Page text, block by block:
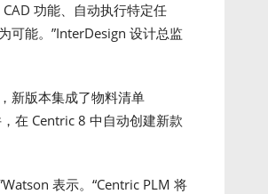
功能、自动执行特定任
可能。”InterDesign 设计总监
新版本集成了物料清单
在 Centric 8 中自动创建新款
表示。“Centric PLM 将